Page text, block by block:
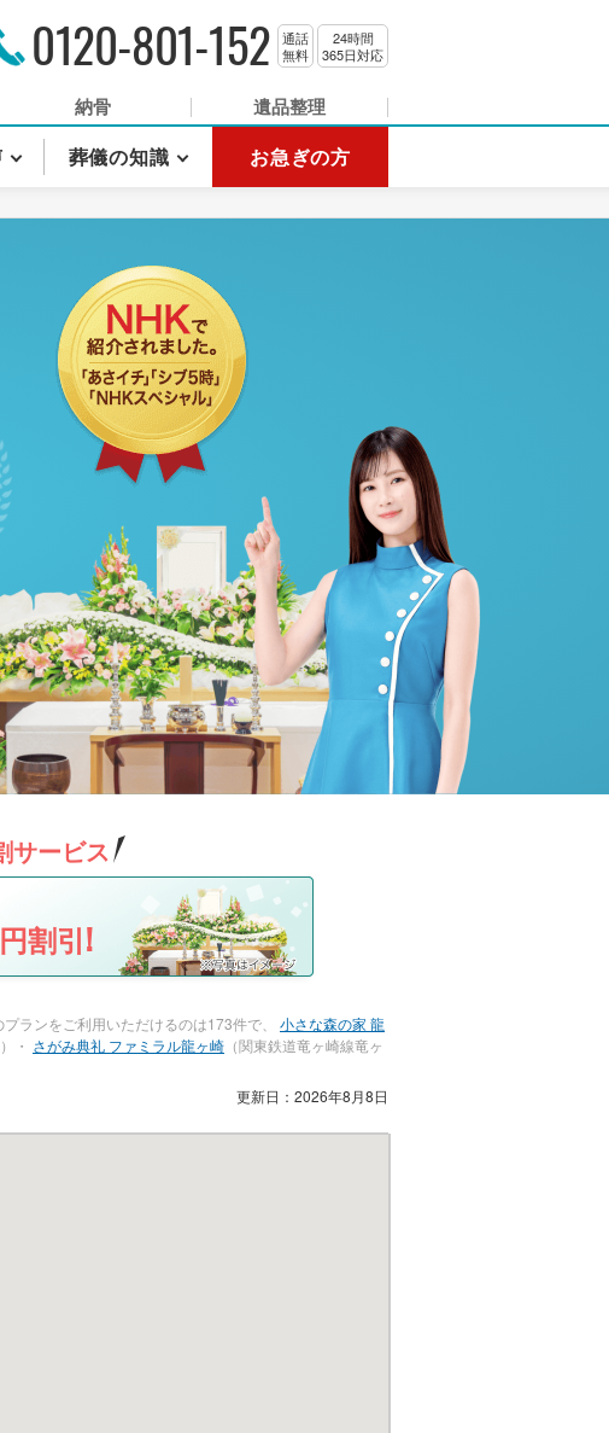
0120-801-152
通話
無料
24時間
365日対応
納骨 遺品整理
葬儀の知識 お急ぎの方
サービス
割引!
ランをご利用いただけるのは173件で、 小さな森の家 龍
・ さがみ典礼 ファミラル龍ヶ崎 （関東鉄道竜ヶ崎線竜ヶ
更新日： 2026年8月8日